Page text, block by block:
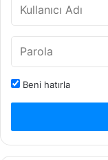
Beni hatırla